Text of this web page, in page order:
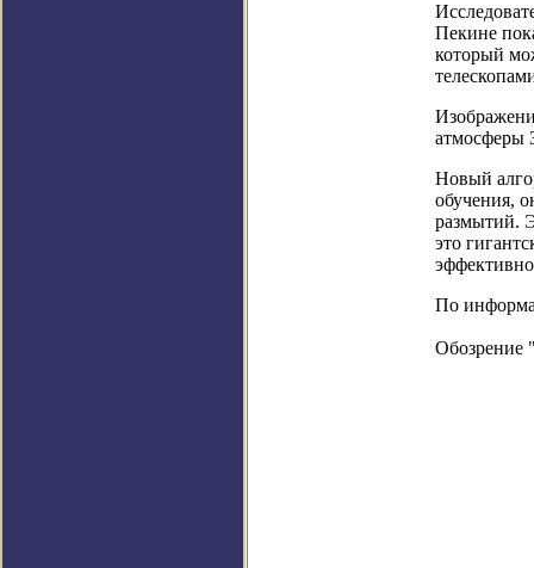
Пекине
который
атмосферы
Новый
обучения,
размытий.
это
По
Обозрение